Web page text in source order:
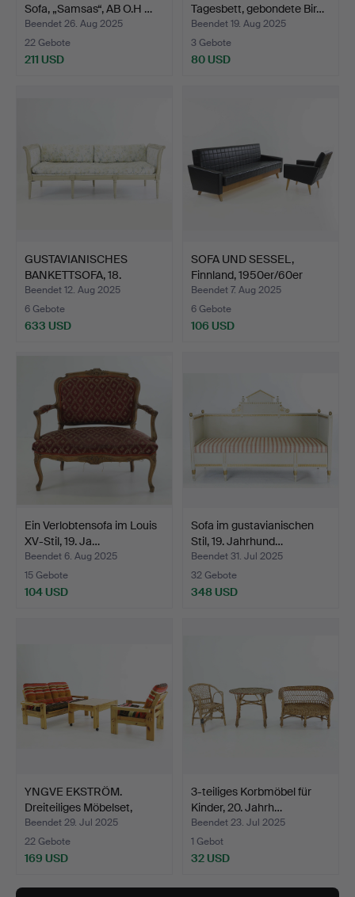
Sofa, „Samsas“, AB O.H …
Beendet 26. Aug 2025
22 Gebote
211 USD
Tagesbett, gebondete Bir…
Beendet 19. Aug 2025
3 Gebote
80 USD
GUSTAVIANISCHES
BANKETTSOFA, 18.
Jahrhunde…
Beendet 12. Aug 2025
6 Gebote
633 USD
SOFA UND SESSEL,
Finnland, 1950er/60er
Jah…
Beendet 7. Aug 2025
6 Gebote
106 USD
Ein Verlobtensofa im Louis
XV-Stil, 19. Ja…
Beendet 6. Aug 2025
15 Gebote
104 USD
Sofa im gustavianischen
Stil, 19. Jahrhund…
Beendet 31. Jul 2025
32 Gebote
348 USD
YNGVE EKSTRÖM.
Dreiteiliges Möbelset,
„Dym…
Beendet 29. Jul 2025
22 Gebote
169 USD
3-teiliges Korbmöbel für
Kinder, 20. Jahrh…
Beendet 23. Jul 2025
1 Gebot
32 USD